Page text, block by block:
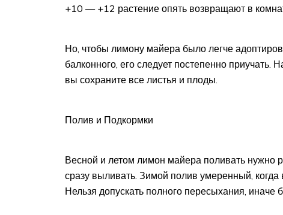
+10 — +12 растение опять возвращают в
Но, чтобы лимону майера было легче
балконного, его следует постепенно приучать.
вы сохраните все листья и плоды.
Полив и Подкормки
Весной и летом лимон майера поливать нужно
сразу выливать. Зимой полив умеренный, когда
Нельзя допускать полного пересыхания, иначе